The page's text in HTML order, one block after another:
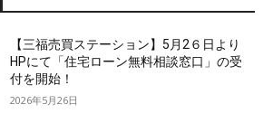
【三福売買ステーション】5月2６日より
HPにて「住宅ローン無料相談窓口」の受
付を開始！
2026年5月26日